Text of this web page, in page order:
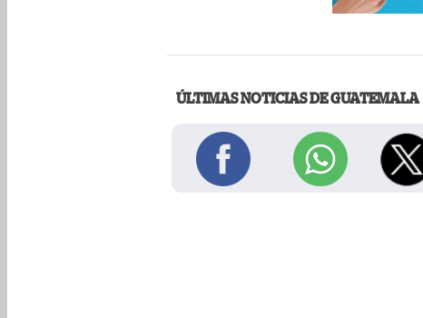
ÚLTIMAS NOTICIAS DE GUATEMALA